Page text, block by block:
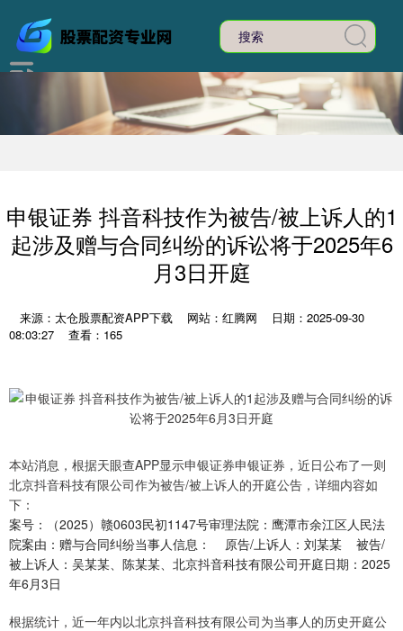
申银证券 抖音科技作为被告/被上诉人的1
起涉及赠与合同纠纷的诉讼将于2025年6
月3日开庭
来源：太仓股票配资APP下载 网站：红腾网
日期：2025-09-30
08:03:27
查看：165
本站消息，根据天眼查APP显示申银证券申银证券，近日公布了一则
北京抖音科技有限公司作为被告/被上诉人的开庭公告，详细内容如
下：
案号：（2025）赣0603民初1147号审理法院：鹰潭市余江区人民法
院案由：赠与合同纠纷当事人信息： 原告/上诉人：刘某某 被告/
被上诉人：吴某某、陈某某、北京抖音科技有限公司开庭日期：2025
年6月3日
根据统计，近一年内以北京抖音科技有限公司为当事人的历史开庭公